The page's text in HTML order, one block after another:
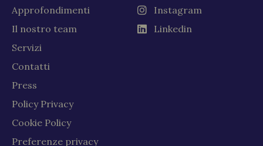
Approfondimenti
Il nostro team
Servizi
Contatti
Press
Policy Privacy
Cookie Policy
Preferenze privacy
Instagram
Linkedin